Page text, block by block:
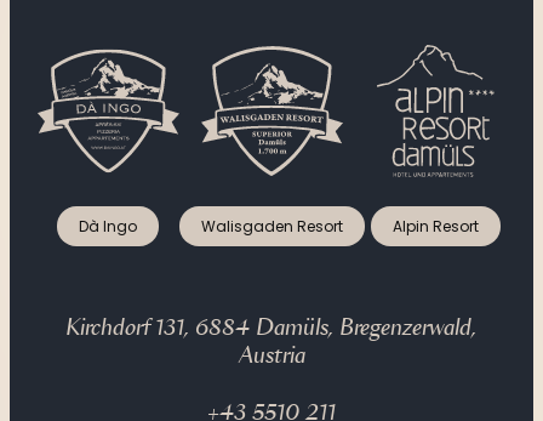
Dà Ingo Walisgaden Resort Alpin Resort
Kirchdorf 131, 6884 Damüls, Bregenzerwald,
Austria
+43 5510 211